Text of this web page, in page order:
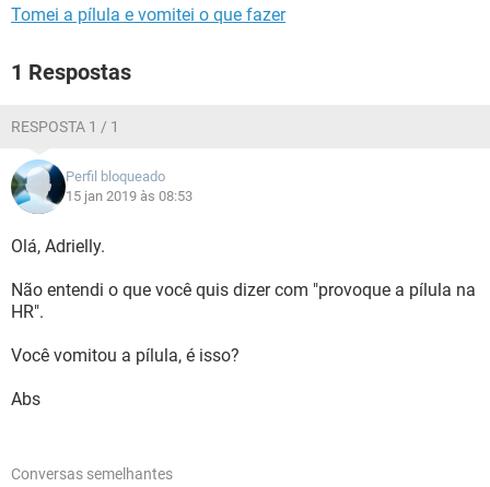
Tomei a pílula e vomitei o que fazer
1 Respostas
RESPOSTA 1 / 1
Perfil bloqueado
15 jan 2019 às 08:53
Olá, Adrielly.
Não entendi o que você quis dizer com "provoque a pílula na
HR".
Você vomitou a pílula, é isso?
Abs
Conversas semelhantes